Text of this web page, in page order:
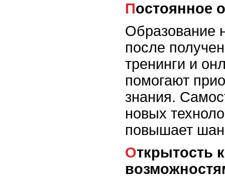
Постоянное
Образование
после
тренинги и
помогают
знания.
новых
повышает
Открытость к новым карьерным